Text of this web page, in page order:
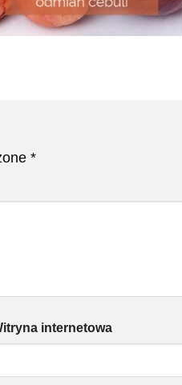
*
internetowa